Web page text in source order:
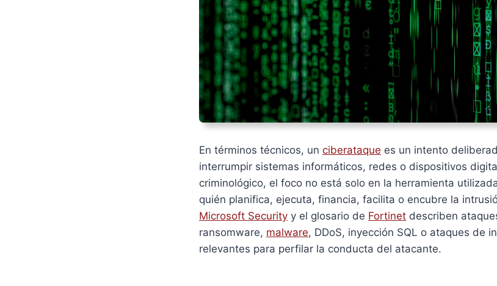
En términos técnicos, un ciberataque es un intento
interrumpir sistemas informáticos, redes o dispositivos
criminológico, el foco no está solo en la herramienta
quién planifica, ejecuta, financia, facilita o encubre la
Microsoft Security y el glosario de Fortinet describen
ransomware, malware, DDoS, inyección SQL o ataques de
relevantes para perfilar la conducta del atacante.